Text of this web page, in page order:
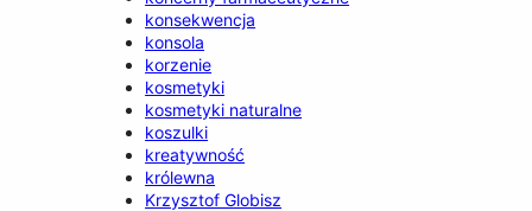
konsekwencja
konsola
korzenie
kosmetyki
kosmetyki naturalne
koszulki
kreatywność
królewna
Krzysztof Globisz